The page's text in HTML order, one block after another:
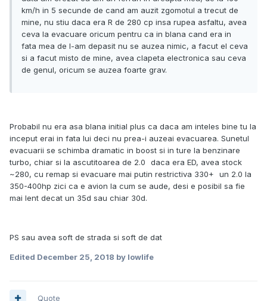
km/h in 5 secunde de cand am auzit zgomotul a trecut de
mine, nu stiu daca era R de 280 cp insa rupea asfaltu, avea
ceva la evacuare oricum pentru ca in blana cand era in
fata mea de l-am depasit nu se auzea nimic, a facut el ceva
si a facut misto de mine, avea clapeta electronica sau ceva
de genul, oricum se auzea foarte grav.
Probabil nu era asa blana initial plus ca daca am inteles bine tu la
inceput erai in fata lui deci nu prea-i auzeai evacuarea. Sunetul
evacuarii se schimba dramatic in boost si in ture la benzinare
turbo, chiar si la ascutitoarea de 2.0
daca era ED, avea stock
~280, cu remap si evacuare mai putin restrictiva 330+
un 2.0 la
350-400hp zici ca e avion la cum se aude, desi e posibil sa fie
mai lent decat un 35d sau chiar 30d.
PS sau avea soft de strada si soft de dat
Edited December 25, 2018 by lowlife
Quote